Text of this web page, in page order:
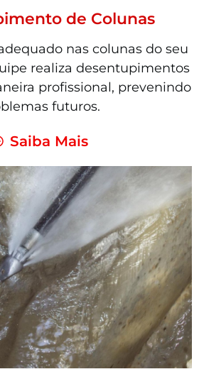
de Colunas
nas colunas do seu
realiza desentupimentos
profissional, prevenindo
futuros.
Saiba Mais